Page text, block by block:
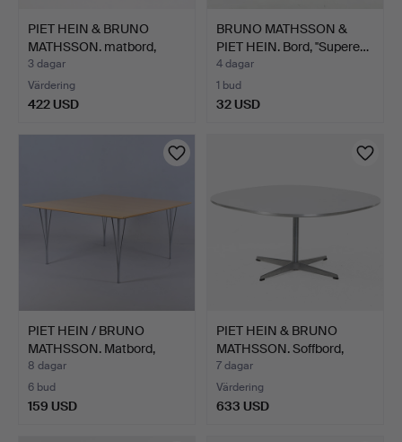
PIET HEIN & BRUNO
MATHSSON. matbord,
"Supe…
3 dagar
Värdering
422 USD
BRUNO MATHSSON &
PIET HEIN. Bord, ''Supere…
4 dagar
1 bud
32 USD
PIET HEIN / BRUNO
MATHSSON. Matbord,
kvadr…
8 dagar
6 bud
159 USD
PIET HEIN & BRUNO
MATHSSON. Soffbord,
"Sup…
7 dagar
Värdering
633 USD